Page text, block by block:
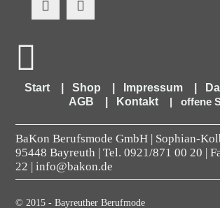
Start Shop Impressum
AGB
Kontakt | offene
BaKon Berufsmode GmbH | Sophian-
95448 Bayreuth | Tel.0921/871 00 20 |
22 | info@bakon.de
© 2015 - Bayreuther Berufmode